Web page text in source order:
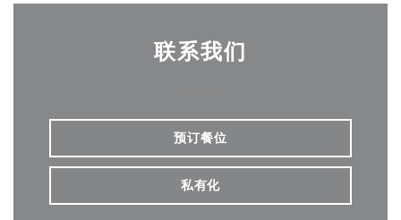
联系我们
预订餐位
私有化